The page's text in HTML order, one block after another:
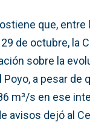
que, entre
de octubre, la
sobre la
Poyo, a pesar de
m³/s en ese
avisos dejó al